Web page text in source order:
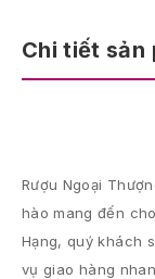
Chi tiết sản
Rượu Ngoại
hào mang đến
Hạng, quý khách
vụ giao hàng